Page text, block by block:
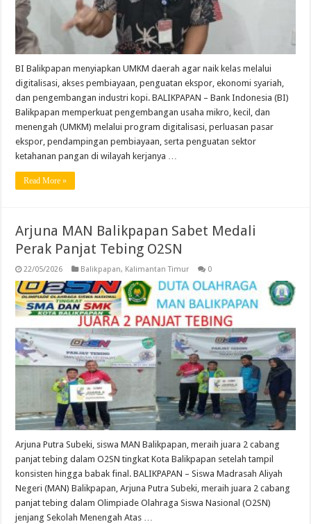
BI Balikpapan menyiapkan UMKM daerah agar naik kelas melalui
digitalisasi, akses pembiayaan, penguatan ekspor, ekonomi syariah,
dan pengembangan industri kopi. BALIKPAPAN – Bank Indonesia (BI)
Balikpapan memperkuat pengembangan usaha mikro, kecil, dan
menengah (UMKM) melalui program digitalisasi, perluasan pasar
ekspor, pendampingan pembiayaan, serta penguatan sektor
ketahanan pangan di wilayah kerjanya …
Read More »
Arjuna MAN Balikpapan Sabet Medali
Perak Panjat Tebing O2SN
22/05/2026 Balikpapan, Kalimantan Timur 0
Arjuna Putra Subeki, siswa MAN Balikpapan, meraih juara 2 cabang
panjat tebing dalam O2SN tingkat Kota Balikpapan setelah tampil
konsisten hingga babak final. BALIKPAPAN – Siswa Madrasah Aliyah
Negeri (MAN) Balikpapan, Arjuna Putra Subeki, meraih juara 2 cabang
panjat tebing dalam Olimpiade Olahraga Siswa Nasional (O2SN)
jenjang Sekolah Menengah Atas …